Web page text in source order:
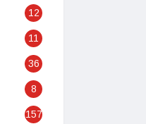
12
11
36
8
157